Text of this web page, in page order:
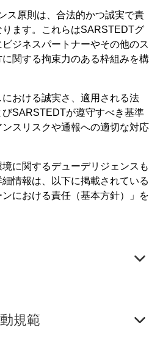
ス原則は、合法的かつ誠実で責
ます。これらはSARSTEDTグ
ジネスパートナーやその他のス
関する拘束力のある枠組みを構
おける誠実さ、適用される法
SARSTEDTが遵守すべき基準
スリスクや通報への適切な対応
に関するデューデリジェンスも
情報は、以下に掲載されている
における責任（基本方針）」を
規範